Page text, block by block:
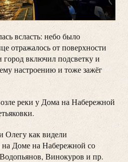
всласть: небо было
отражалось от поверхности
город включил подсветку и
настроению и тоже зажёг
реки у Дома на Набережной
Олегу как видели
Доме на Набережной со
Винокуров и пр.